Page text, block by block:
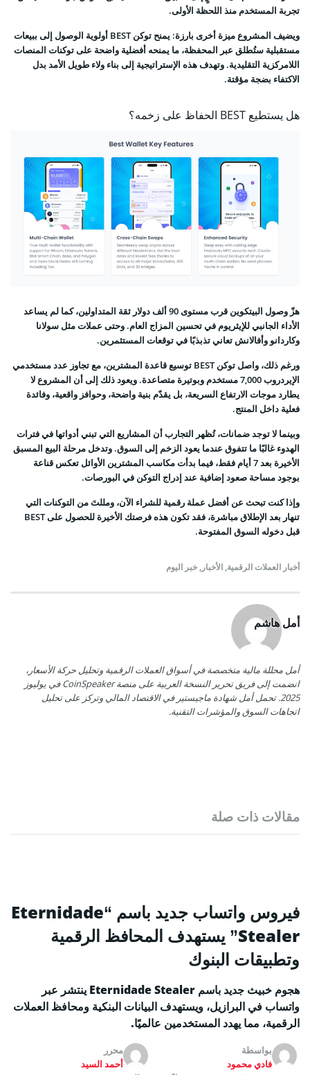
تجربة المستخدم منذ اللحظة الأولى.
ويضيف المشروع ميزة أخرى بارزة: يمنح توكن BEST أولوية الوصول إلى ببيعات
مستقبلية ستُطلق عبر المحفظة، ما يمنحه أفضلية واضحة على توكنات المنصات
اللامركزية التقليدية. وتهدف هذه الإستراتيجية إلى بناء ولاء طويل الأمد بدل
الاكتفاء بضجة مؤقتة.
هل يستطيع BEST الحفاظ على زخمه؟
هزّ وصول البيتكوين قرب مستوى 90 ألف دولار ثقة المتداولين، كما لم يساعد
الأداء الجانبي للإيثريوم في تحسين المزاج العام. وحتى عملات مثل سولانا
وكاردانو وأفالانش تعاني تذبذبًا في توقعات المستثمرين.
ورغم ذلك، واصل توكن BEST توسيع قاعدة المشترين، مع تجاوز عدد مستخدمي
الإيردروب 7,000 مستخدم وبوتيرة متصاعدة. ويعود ذلك إلى أن المشروع لا
يطارد موجات الارتفاع السريعة، بل يقدّم بنية واضحة، وحوافز واقعية، وفائدة
فعلية داخل المنتج.
وبينما لا توجد ضمانات، تُظهر التجارب أن المشاريع التي تبني أدواتها في فترات
الهدوء غالبًا ما تتفوق عندما يعود الزخم إلى السوق. وتدخل مرحلة البيع المسبق
الأخيرة بعد 7 أيام فقط، فيما بدأت مكاسب المشترين الأوائل تعكس قناعة
بوجود مساحة صعود إضافية عند إدراج التوكن في البورصات.
وإذا كنت تبحث عن أفضل عملة رقمية للشراء الآن، ومللتَ من التوكنات التي
تنهار بعد الإطلاق مباشرة، فقد تكون هذه فرصتك الأخيرة للحصول على BEST
قبل دخوله السوق المفتوحة.
أخبار العملات الرقمية, الأخبار, خبر اليوم
أمل هاشم
أمل محللة مالية متخصصة في أسواق العملات الرقمية وتحليل حركة الأسعار،
انضمت إلى فريق تحرير النسخة العربية على منصة CoinSpeaker في يوليوز
2025. تحمل أمل شهادة ماجيستير في الاقتصاد المالي وتركز على تحليل
اتجاهات السوق والمؤشرات التقنية.
مقالات ذات صلة
فيروس واتساب جديد باسم “Eternidade
Stealer” يستهدف المحافظ الرقمية
وتطبيقات البنوك
هجوم خبيث جديد باسم Eternidade Stealer ينتشر عبر
واتساب في البرازيل، ويستهدف البيانات البنكية ومحافظ العملات
الرقمية، مما يهدد المستخدمين عالميًا.
بواسطة
فادي محمود
محرر
أحمد السيد